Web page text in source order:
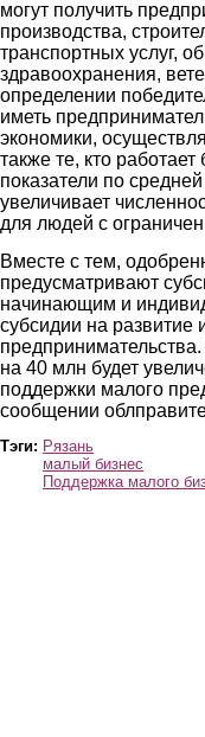
могут получить
производства,
транспортных услуг,
здравоохранения,
определении
иметь
экономики,
также те, кто
показатели по
увеличивает
для людей с
Вместе с тем,
предусматривают
начинающим и
субсидии на развитие
на 40 млн будет
поддержки малого
сообщении
Тэги: Рязань
малый бизнес
Поддержка малого